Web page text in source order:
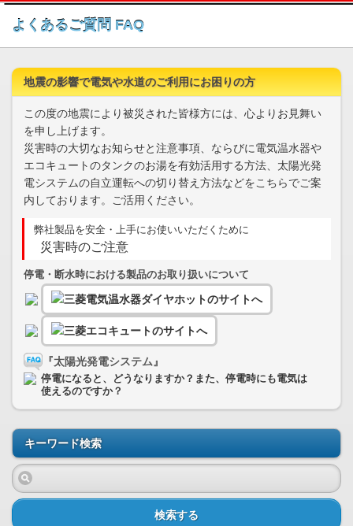
このページの本文へ
よくあるご質問 FAQ
地震の影響で電気や水道のご利用にお困りの方
この度の地震により被災された皆様方には、心よりお見舞い
を申し上げます。
災害時の大切なお知らせと注意事項、ならびに電気温水器や
エコキュートのタンクのお湯を有効活用する方法、太陽光発
電システムの自立運転への切り替え方法などをこちらでご案
内しております。ご活用ください。
弊社製品を安全・上手にお使いいただくために
災害時のご注意
停電・断水時における製品のお取り扱いについて
『太陽光発電システム』
停電になると、どうなりますか？また、停電時にも電気は
使えるのですか？
キーワード検索
検索する